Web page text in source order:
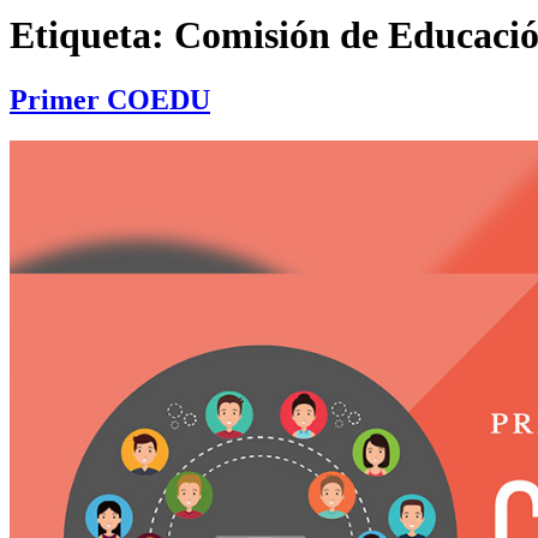
Etiqueta: Comisión de
Primer COEDU